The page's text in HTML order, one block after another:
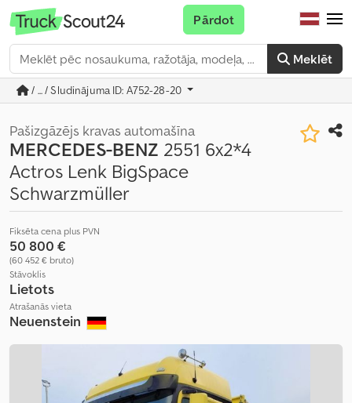
Meklēt
Pārdot
/ ... / Sludinājuma ID: A752-28-20
Pašizgāzējs kravas automašīna
MERCEDES-BENZ 2551 6x2*4
Actros Lenk BigSpace
Schwarzmüller
Fiksēta cena plus PVN
50 800 €
(60 452 € bruto)
Stāvoklis
Lietots
Atrašanās vieta
Neuenstein